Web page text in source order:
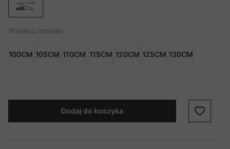
Wybierz rozmiar:
100CM 105CM 110CM 115CM 120CM 125CM 130CM
Dodaj do koszyka